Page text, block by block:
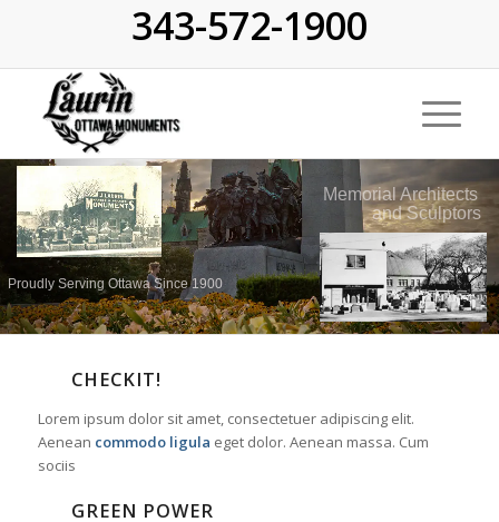
343-572-1900
Proudly Serving Ottawa Since 1900
Memorial Architects
and Sculptors
CHECKIT!
Lorem ipsum dolor sit amet, consectetuer adipiscing elit.
Aenean commodo ligula eget dolor. Aenean massa. Cum
sociis
GREEN POWER